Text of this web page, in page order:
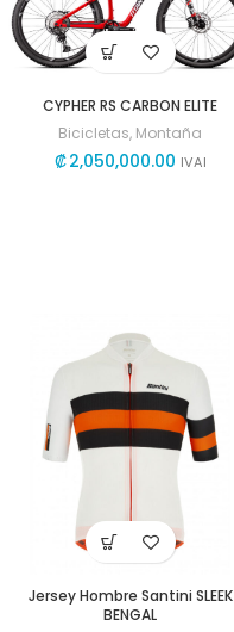
CYPHER RS CARBON ELITE
Bicicletas, Montaña
₡2,050,000.00 IVAI
Jersey Hombre Santini SLEEK
BENGAL